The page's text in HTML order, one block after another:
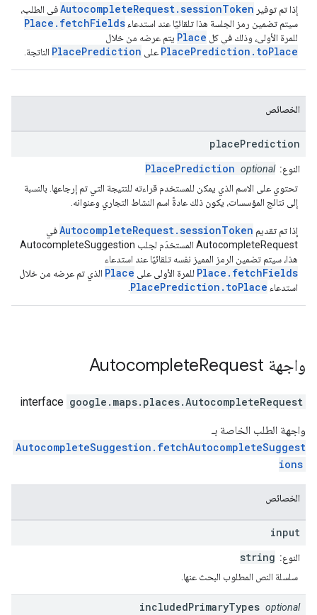
إذا تم توفير AutocompleteRequest.sessionTokenفي الطلب،
سيتم تضمين رمز الجلسة هذا تلقائيًا عند استدعاء Place.fetchFields
للمرة الأولى، وذلك في كل Place يتم عرضه من خلال
PlacePrediction.toPlace على PlacePrediction الناتجة.
الخصائص
placePrediction
النوع: PlacePrediction optional
تحتوي على الاسم الذي يمكن للمستخدم قراءته للنتيجة التي تم إرجاعها. بالنسبة
إلى نتائج المؤسسات، يكون ذلك عادةً اسم النشاط التجاري وعنوانه.
إذا تم تقديم AutocompleteRequest.sessionTokenفي
AutocompleteRequest المستخدَم لجلب AutocompleteSuggestion
هذا، سيتم تضمين الرمز المميز نفسه تلقائيًا عند استدعاء
Place.fetchFields للمرة الأولى على Place الذي تم عرضه من خلال
استدعاء PlacePrediction.toPlace
.
واجهة AutocompleteRequest
google.maps.places.AutocompleteRequest
واجهة الطلب الخاصة بـ
AutocompleteSuggestion.fetchAutocompleteSuggest
ions
الخصائص
input
النوع: string
سلسلة النص المطلوب البحث عنها.
includedPrimaryTypes optional